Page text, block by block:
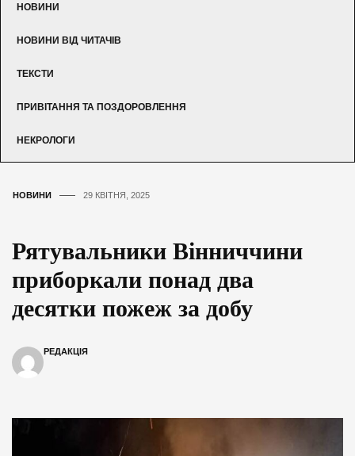
НОВИНИ
НОВИНИ ВІД ЧИТАЧІВ
ТЕКСТИ
ПРИВІТАННЯ ТА ПОЗДОРОВЛЕННЯ
НЕКРОЛОГИ
НОВИНИ 29 КВІТНЯ, 2025
Рятувальники Вінниччини
приборкали понад два
десятки пожеж за добу
РЕДАКЦІЯ